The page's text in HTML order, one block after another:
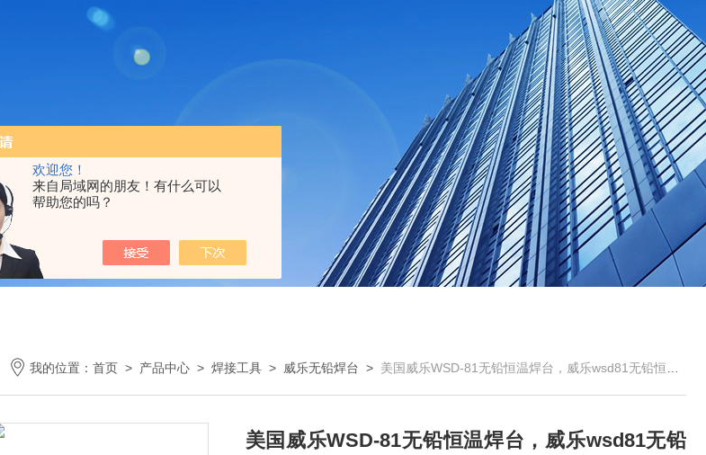
欢迎您！
来自局域网的朋友！有什么可以
帮助您的吗？
我的位置：首页 > 产品中心 >焊接工具 > 威乐无铅焊台 > 美国威乐WSD-81无铅恒温焊台，威乐wsd81无铅恒温焊台
美国威乐WSD-81无铅恒温焊台，威乐wsd81无铅